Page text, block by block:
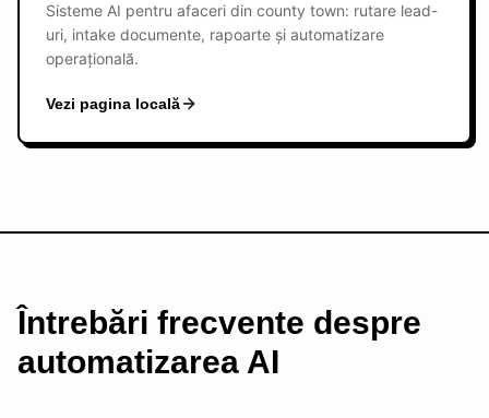
Sisteme AI pentru afaceri din county town: rutare lead-
uri, intake documente, rapoarte și automatizare
operațională.
Vezi pagina locală
Întrebări frecvente despre
automatizarea AI